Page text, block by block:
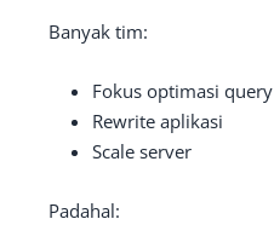
Banyak tim:
Fokus optimasi query
Rewrite aplikasi
Scale server
Padahal: